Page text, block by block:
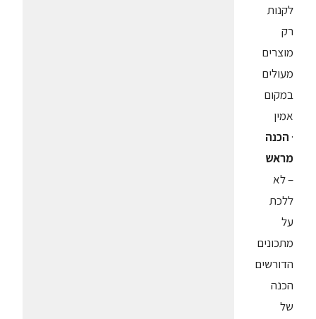
לקנות
רק
מוצרים
מעולים
במקום
אמין
·הכנה
מראש
– לא
ללכת
על
מתכונים
הדורשים
הכנה
של